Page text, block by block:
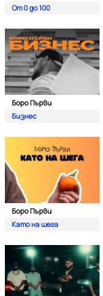
От 0 до 100
Боро Първи
Бизнес
Боро Първи
Като на шега